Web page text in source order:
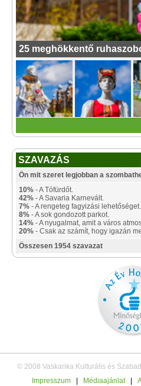
25 meghökkentő
SZAVAZÁS
Ön mit szeret legjobban a
10% - A Tófürdőt.
42% - A Savaria Karnevált.
7% - A rengeteg fagyizási lehetőséget.
8% - A sok gondozott parkot.
14% - A nyugalmat, amit a város
20% - Csak az számít, hogy igazán
Összesen 1954 szavazat
© 2008 Vaskarika Kulturális és
Impresszum
Médiaajánlat